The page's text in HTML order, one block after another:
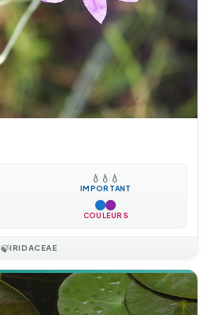
💧 💧 💧
IMPORTANT
COULEURS
🍃IRIDACEAE